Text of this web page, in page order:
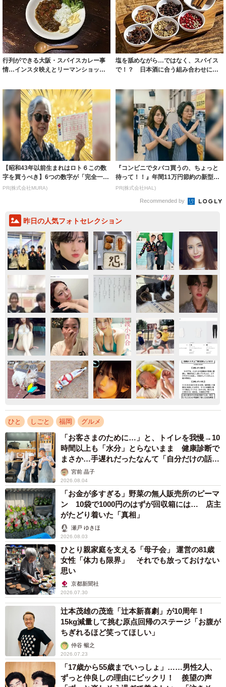
行列ができる大阪・スパイスカレー事
情…インスタ映えとリーマンショック
塩を舐めながら…ではなく、スパイス
で！？ 日本酒に合う組み合わせに
【昭和43年以前生まれはロト６この数
字を買うべき】6つの数字が「完全一
致」する方...
PR(株式会社MURA)
『コンビニでタバコ買うの、ちょっと
待って！！』年間11万円節約の新型タ
バコ
PR(株式会社HAL)
Recommended by
昨日の人気フォトセレクション
ひと しごと 福岡 グルメ
「お客さまのために…」と、トイレを我慢→10
時間以上も「水分」とらないまま 健康診断で
まさか…手遅れだったなんて「自分だけの話で
はなく、日本中で起きている問題では？」
宮前 晶子
2026.08.04
「お金が多すぎる」野菜の無人販売所のピーマ
ン 10袋で1000円のはずが回収箱には… 店主
がたどり着いた「真相」
瀬戸 ゆきほ
2026.08.03
ひとり親家庭を支える「母子会」 運営の81歳
女性「体力も限界」 それでも放っておけない
思い
京都新聞社
2026.07.30
辻本茂雄の茂造「辻本新喜劇」が10周年！
15kg減量して挑む原点回帰のステージ「お腹が
ちぎれるほど笑ってほしい」
仲谷 暢之
2026.07.23
「17歳から55歳までいっしょ」……男性2人、
ずっと仲良しの理由にビックリ！ 羨望の声